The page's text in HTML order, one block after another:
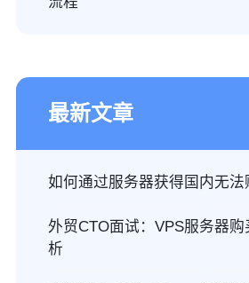
最新文章
如何通过服务器获得国内无
外贸CTO面试：VPS服务器
析